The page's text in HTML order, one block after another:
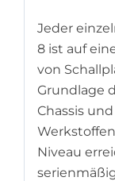
Jeder
8 ist auf
von
Grundlage
Chassis
Niveau